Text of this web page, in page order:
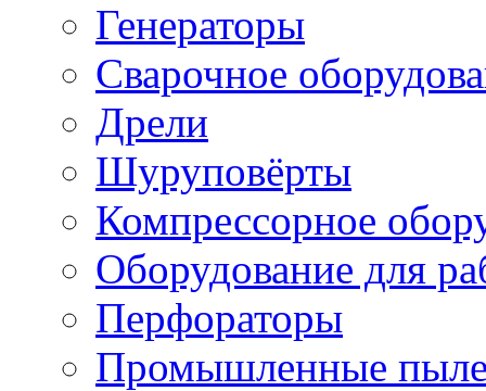
Генераторы
Сварочное
Дрели
Шуруповёрты
Компрессорное
Оборудование для
Перфораторы
Промышленные